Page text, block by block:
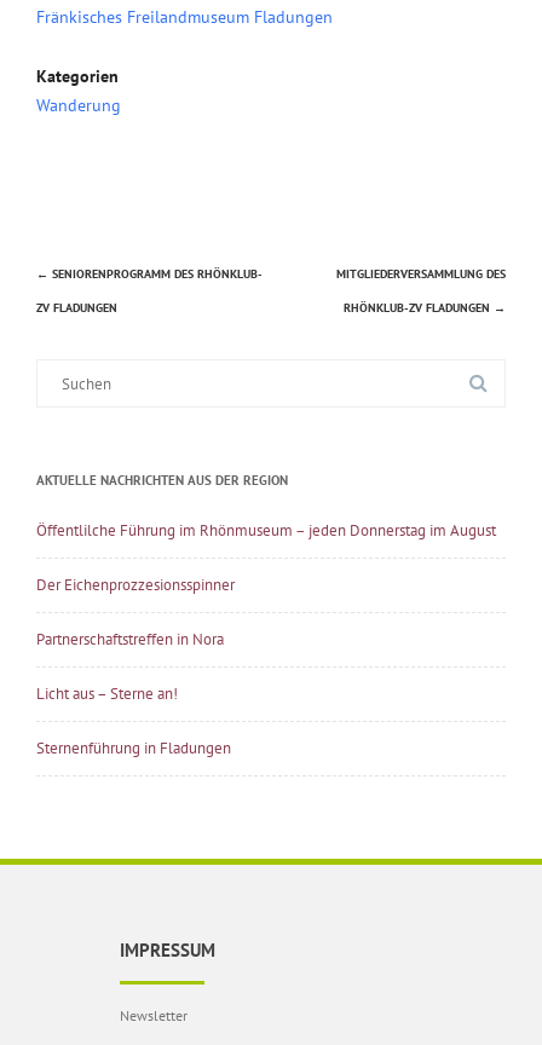
Fränkisches Freilandmuseum Fladungen
Kategorien
Wanderung
Beitragsnavigation
← SENIORENPROGRAMM DES RHÖNKLUB-
ZV FLADUNGEN
MITGLIEDERVERSAMMLUNG DES
RHÖNKLUB-ZV FLADUNGEN →
AKTUELLE NACHRICHTEN AUS DER REGION
Öffentlilche Führung im Rhönmuseum – jeden Donnerstag im August
Der Eichenprozzesionsspinner
Partnerschaftstreffen in Nora
Licht aus – Sterne an!
Sternenführung in Fladungen
IMPRESSUM
Newsletter